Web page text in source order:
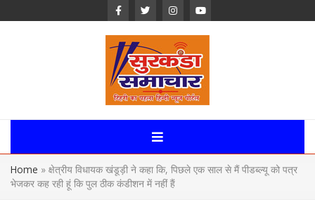
Surkanda
Samachar:
Uttarakhand,
Home » क्षेत्रीय विधायक खंडूड़ी ने कहा कि, पिछले एक साल से मैं पीडब्ल्यू को पत्र
भेजकर कह रही हूं कि पुल ठीक कंडीशन में नहीं हैं